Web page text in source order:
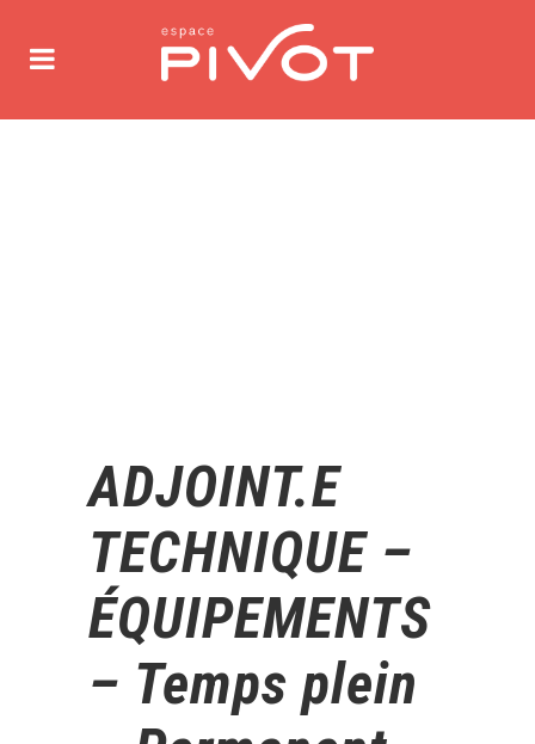
ADJOINT.E
TECHNIQUE –
ÉQUIPEMENTS
– Temps plein